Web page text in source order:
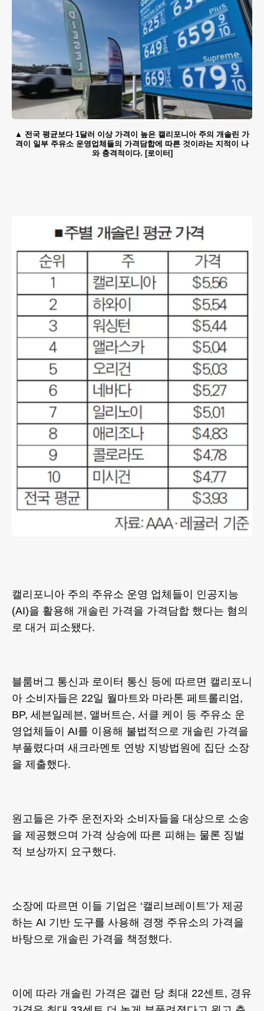
전국 평균보다 1달러 이상 가격이 높은 캘리포니아 주의 개솔린 가
격이 일부 주유소 운영업체들의 가격담합에 따른 것이라는 지적이 나
와 충격적이다. [로이터]
캘리포니아 주의 주유소 운영 업체들이 인공지능
(AI)을 활용해 개솔린 가격을 가격담합 했다는 혐의
로 대거 피소됐다.
블룸버그 통신과 로이터 통신 등에 따르면 캘리포니
아 소비자들은 22일 월마트와 마라톤 페트롤리엄,
BP, 세븐일레븐, 앨버트슨, 서클 케이 등 주유소 운
영업체들이 AI를 이용해 불법적으로 개솔린 가격을
부풀렸다며 새크라멘토 연방 지방법원에 집단 소장
을 제출했다.
원고들은 가주 운전자와 소비자들을 대상으로 소송
을 제공했으며 가격 상승에 따른 피해는 물론 징벌
적 보상까지 요구했다.
소장에 따르면 이들 기업은 ‘캘리브레이트’가 제공
하는 AI 기반 도구를 사용해 경쟁 주유소의 가격을
바탕으로 개솔린 가격을 책정했다.
이에 따라 개솔린 가격은 갤런 당 최대 22센트, 경유